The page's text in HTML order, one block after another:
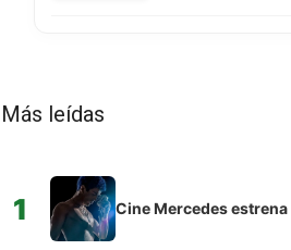
Más leídas
1 Cine Mercedes estrena